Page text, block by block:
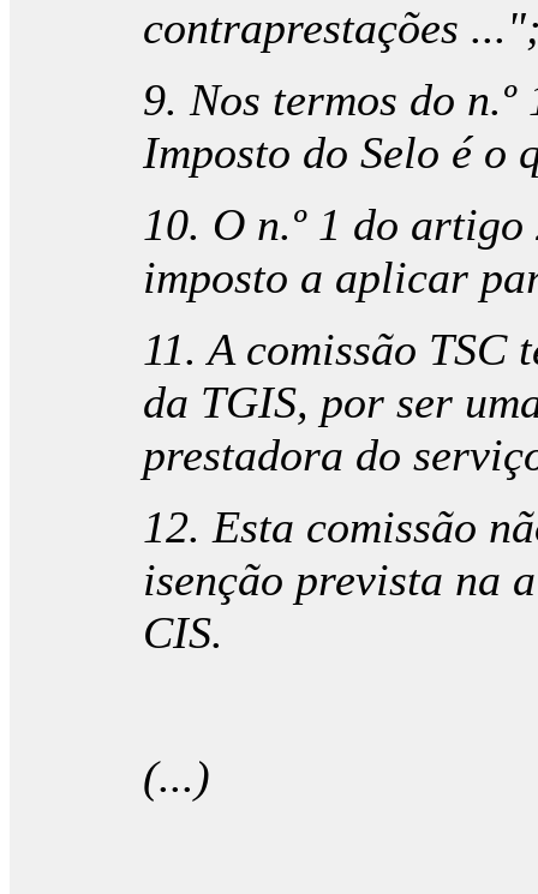
contraprestações
9. Nos termos do
Imposto do Selo é o
10. O n.º 1 do artigo
imposto a aplicar
11. A comissão TSC
da TGIS, por ser
prestadora do
12. Esta comissão
isenção prevista na
CIS.
(...)